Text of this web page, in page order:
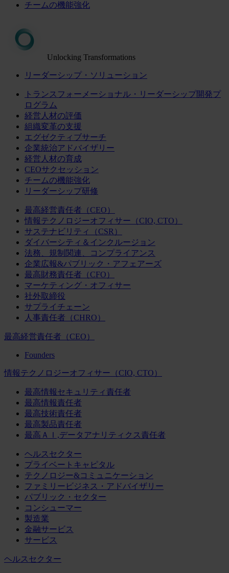
チームの機能強化
Unlocking Transformations
リーダーシップ・ソリューション
トランスフォーメーショナル・リーダーシップ開発プ
ログラム
経営人材の評価
組織変革の支援
エグゼクティブサーチ
企業統治アドバイザリー
経営人材の育成
CEOサクセッション
チームの機能強化
リーダーシップ研修
最高経営責任者（CEO）
情報テクノロジーオフィサー（CIO, CTO）
サステナビリティ（CSR）
ダイバーシティ＆インクルージョン
法務、規制関連、コンプライアンス
企業広報&パブリック・アフェアーズ
最高財務責任者（CFO）
マーケティング・オフィサー
社外取締役
サプライチェーン
人事責任者（CHRO）
最高経営責任者（CEO）
Founders
情報テクノロジーオフィサー（CIO, CTO）
最高情報セキュリティ責任者
最高情報責任者
最高技術責任者
最高製品責任者
最高ＡＩ,データアナリティクス責任者
ヘルスセクター
プライベートキャピタル
テクノロジー&コミュニケーション
ファミリービジネス・アドバイザリー
パブリック・セクター
コンシューマー
製造業
金融サービス
サービス
ヘルスセクター